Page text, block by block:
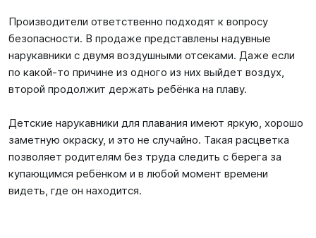
Производители ответственно подходят к вопросу
безопасности. В продаже представлены надувные
нарукавники с двумя воздушными отсеками. Даже если
по какой-то причине из одного из них выйдет воздух,
второй продолжит держать ребёнка на плаву.
Детские нарукавники для плавания имеют яркую, хорошо
заметную окраску, и это не случайно. Такая расцветка
позволяет родителям без труда следить с берега за
купающимся ребёнком и в любой момент времени
видеть, где он находится.